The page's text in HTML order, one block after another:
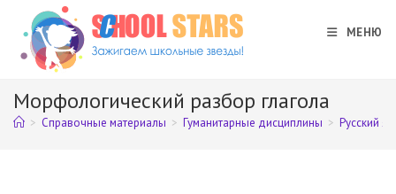
Перейти
содержимому
МЕНЮ
Морфологический разбор глагола
> Справочные материалы > Гуманитарные дисциплины > Русский